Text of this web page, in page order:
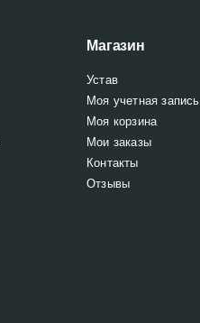
Магазин
Устав
Моя учетная запись
Моя корзина
Мои заказы
Контакты
Отзывы